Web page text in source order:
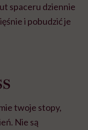
spaceru dziennie
i pobudzić je
twoje stopy,
Nie są